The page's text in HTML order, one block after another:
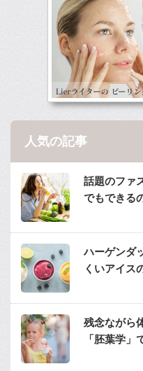
人気の記事
話題のファ
でもできる
ハーゲンダ
くいアイス
残念ながら
「胚葉学」